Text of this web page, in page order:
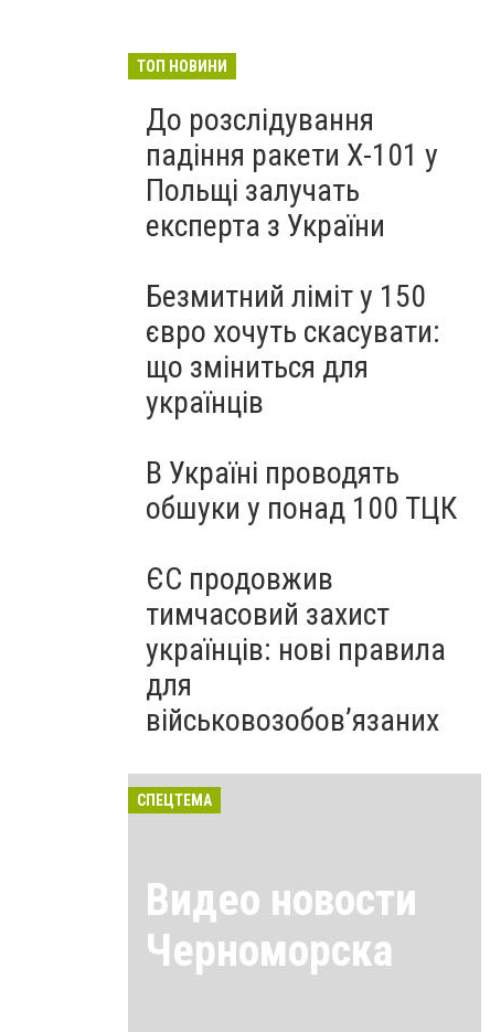
ТОП НОВИНИ
До розслідування
падіння ракети Х-101 у
Польщі залучать
експерта з України
Безмитний ліміт у 150
євро хочуть скасувати:
що зміниться для
українців
В Україні проводять
обшуки у понад 100 ТЦК
ЄС продовжив
тимчасовий захист
українців: нові правила
для
військовозобов’язаних
СПЕЦТЕМА
Видео новости
Черноморска